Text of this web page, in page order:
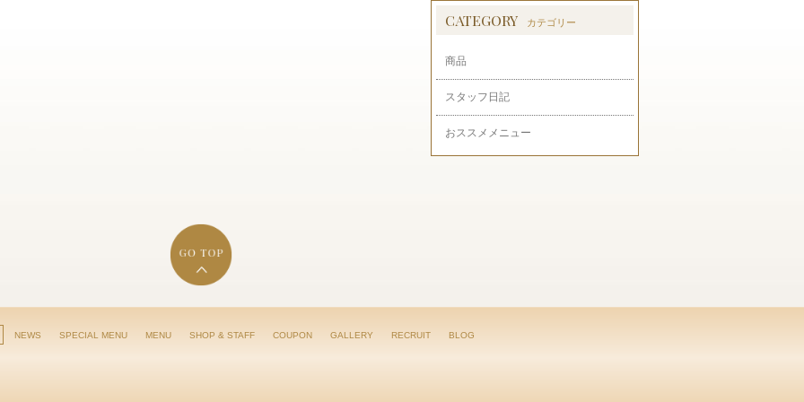
CATEGORY カテゴリー
商品
スタッフ日記
おススメメニュー
NEWS SPECIAL MENU MENU SHOP & STAFF COUPON GALLERY RECRUIT BLOG